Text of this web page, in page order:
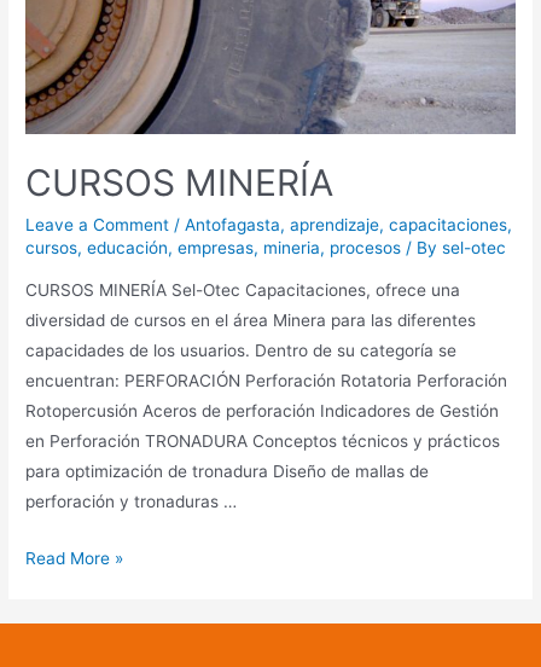
CURSOS MINERÍA
Leave a Comment /Antofagasta,aprendizaje,capacitaciones,
cursos,educación,empresas, mineria, procesos / Bysel-otec
CURSOS MINERÍA Sel-Otec Capacitaciones, ofrece una
diversidad de cursos en el área Minera para las diferentes
capacidades de los usuarios. Dentro de su categoría se
encuentran: PERFORACIÓN Perforación Rotatoria Perforación
Rotopercusión Aceros de perforación Indicadores de Gestión
en Perforación TRONADURA Conceptos técnicos y prácticos
para optimización de tronadura Diseño de mallas de
perforación y tronaduras …
Read More »